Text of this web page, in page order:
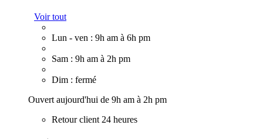
Voir tout
Lun - ven : 9h am à 6h pm
Sam : 9h am à 2h pm
Dim : fermé
Ouvert aujourd'hui de 9h am à 2h pm
Retour client 24 heures